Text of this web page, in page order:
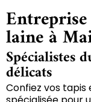
laine à
Spécialistes
délicats
Confiez vos